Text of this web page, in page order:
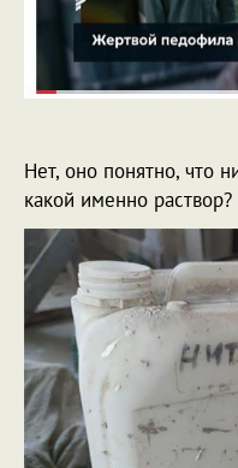
Нет, оно понятно, что
какой именно